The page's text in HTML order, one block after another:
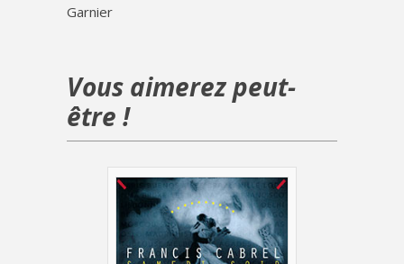
Garnier
Vous aimerez peut-
être !